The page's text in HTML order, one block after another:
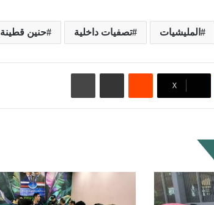
المليشيات تصفيات داخلية حنين قطينة
‫X